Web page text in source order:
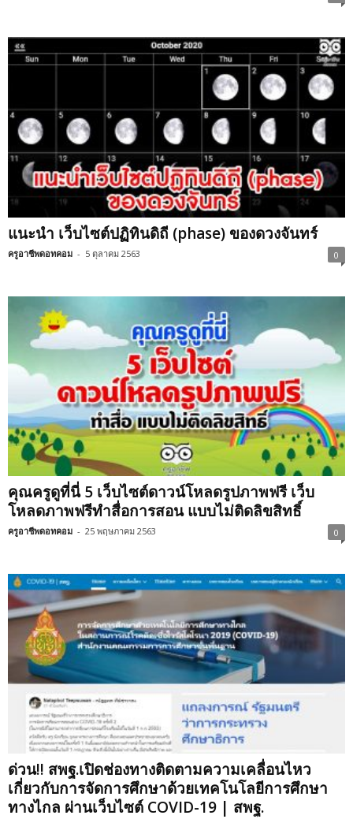
แนะนำ เว็บไซต์ปฏิทินดิถี (phase) ของดวงจันทร์
ครูอาชีพดอทคอม - 5 ตุลาคม 2563 0
คุณครูดูที่นี่ 5 เว็บไซต์ดาวน์โหลดรูปภาพฟรี เว็บ
โหลดภาพฟรีทำสื่อการสอน แบบไม่ติดลิขสิทธิ์
ครูอาชีพดอทคอม - 25 พฤษภาคม 2563 0
ด่วน!! สพฐ.เปิดช่องทางติดตามความเคลื่อนไหว
เกี่ยวกับการจัดการศึกษาด้วยเทคโนโลยีการศึกษา
ทางไกล ผ่านเว็บไซต์ COVID-19 | สพฐ.